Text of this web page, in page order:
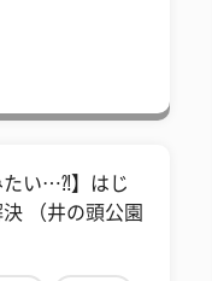
たい…⁈】はじ
（井の頭公園